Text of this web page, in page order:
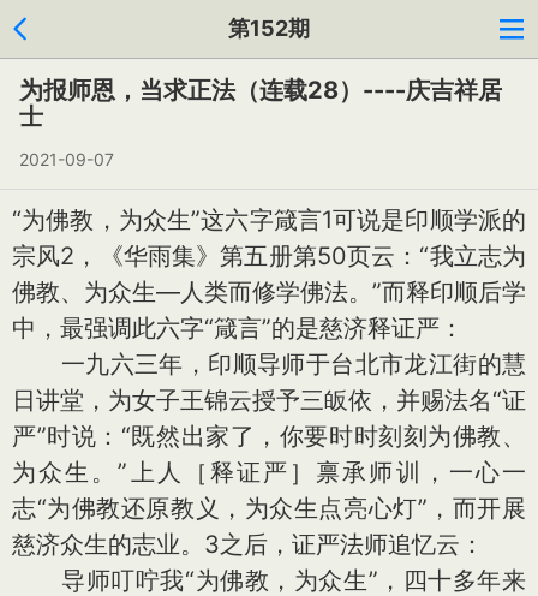
第152期
为报师恩，当求正法（连载28）----庆吉祥居
士
2021-09-07
“为佛教，为众生”这六字箴言1可说是印顺学派的
宗风2，《华雨集》第五册第50页云：“我立志为
佛教、为众生—人类而修学佛法。”而释印顺后学
中，最强调此六字“箴言”的是慈济释证严：
一九六三年，印顺导师于台北市龙江街的慧
日讲堂，为女子王锦云授予三皈依，并赐法名“证
严”时说：“既然出家了，你要时时刻刻为佛教、
为众生。”上人［释证严］禀承师训，一心一
志“为佛教还原教义，为众生点亮心灯”，而开展
慈济众生的志业。3之后，证严法师追忆云：
导师叮咛我“为佛教，为众生”，四十多年来